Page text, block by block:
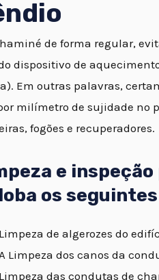
de forma regular,
dispositivo de
Em outras palavras,
milímetro de sujidade no
fogões e recuperadores.
e
os
Limpeza de algerozes do
Limpeza dos canos da
Limpeza das condutas de